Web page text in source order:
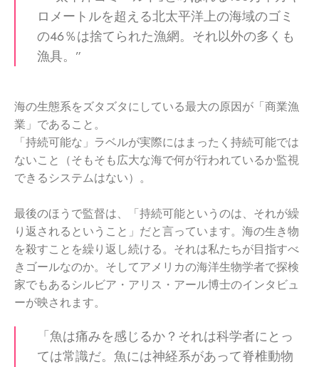
ロメートルを超える北太平洋上の海域のゴミ
の46％は捨てられた漁網。それ以外の多くも
漁具。”
海の生態系をズタズタにしている最大の原因が「商業漁
業」であること。
「持続可能な」ラベルが実際にはまったく持続可能では
ないこと（そもそも広大な海で何が行われているか監視
できるシステムはない）。
最後のほうで監督は、「持続可能というのは、それが繰
り返されるということ」だと言っています。海の生き物
を殺すことを繰り返し続ける。それは私たちが目指すべ
きゴールなのか。そしてアメリカの海洋生物学者で探検
家でもあるシルビア・アリス・アール博士のインタビュ
ーが映されます。
「魚は痛みを感じるか？それは科学者にとっ
ては常識だ。魚には神経系があって脊椎動物